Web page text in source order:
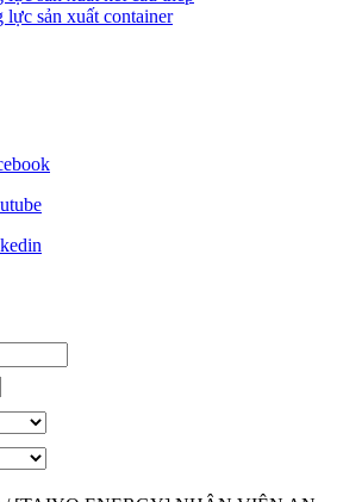
lực sản xuất container